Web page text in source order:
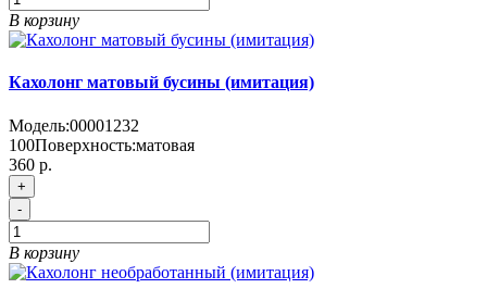
В корзину
Кахолонг матовый бусины (имитация)
Модель:00001232
100Поверхность:матовая
360 р.
+
-
В корзину